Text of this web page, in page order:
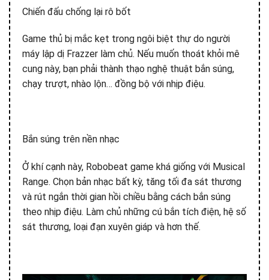
Chiến đấu chống lại rô bốt
Game thủ bị mắc kẹt trong ngôi biệt thự do người
máy lập dị Frazzer làm chủ. Nếu muốn thoát khỏi mê
cung này, bạn phải thành thạo nghệ thuật bắn súng,
chạy trượt, nhào lộn… đồng bộ với nhịp điệu.
Bắn súng trên nền nhạc
Ở khí cạnh này, Robobeat game khá giống với Musical
Range. Chọn bản nhạc bất kỳ, tăng tối đa sát thương
và rút ngắn thời gian hồi chiều bằng cách bắn súng
theo nhịp điệu. Làm chủ những cú bắn tích điện, hệ số
sát thương, loại đạn xuyên giáp và hơn thế.